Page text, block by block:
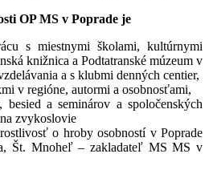
OP MS v Poprade je
s miestnymi školami, kultúrnymi
knižnica a Podtatranské múzeum v
a s klubmi denných centier,
v regióne, autormi a osobnosťami,
besied a seminárov a spoločenských
zvykoslovie
o hroby osobností v Poprade
Št. Mnoheľ – zakladateľ MS MS v